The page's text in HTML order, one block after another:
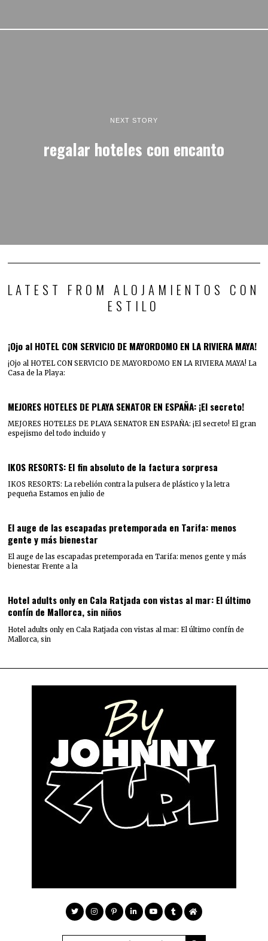
NEXT STORY
regalar hoteles con encanto
LATEST FROM ALOJAMIENTOS CON
ESTILO
¡Ojo al HOTEL CON SERVICIO DE MAYORDOMO EN LA RIVIERA MAYA!
¡Ojo al HOTEL CON SERVICIO DE MAYORDOMO EN LA RIVIERA MAYA! La
Casa de la Playa:
MEJORES HOTELES DE PLAYA SENATOR EN ESPAÑA: ¡El secreto!
MEJORES HOTELES DE PLAYA SENATOR EN ESPAÑA: ¡El secreto! El gran
espejismo del todo incluido y
IKOS RESORTS: El fin absoluto de la factura sorpresa
IKOS RESORTS: La rebelión contra la pulsera de plástico y la letra
pequeña Estamos en julio de
El auge de las escapadas pretemporada en Tarifa: menos
gente y más bienestar
El auge de las escapadas pretemporada en Tarifa: menos gente y más
bienestar Frente a la
Hotel adults only en Cala Ratjada con vistas al mar: El último
confín de Mallorca, sin niños
Hotel adults only en Cala Ratjada con vistas al mar: El último confín de
Mallorca, sin